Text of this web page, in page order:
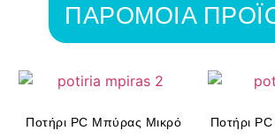
ΠΑΡΟΜΟΙΑ
Ποτήρι PC Μπύρας Μικρό Ποτήρι